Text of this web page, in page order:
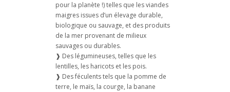
pour la planète !) telles que les viandes
maigres issues d’un élevage durable,
biologique ou sauvage, et des produits
de la mer provenant de milieux
sauvages ou durables.
❱ Des légumineuses, telles que les
lentilles, les haricots et les pois.
❱ Des féculents tels que la pomme de
terre, le maïs, la courge, la banane